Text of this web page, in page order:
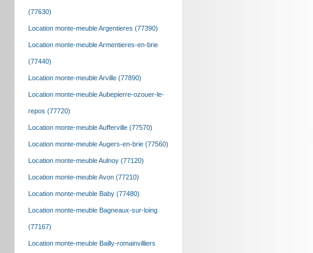
(77630)
Location monte-meuble Argentieres (77390)
Location monte-meuble Armentieres-en-brie
(77440)
Location monte-meuble Arville (77890)
Location monte-meuble Aubepierre-ozouer-le-
repos (77720)
Location monte-meuble Aufferville (77570)
Location monte-meuble Augers-en-brie (77560)
Location monte-meuble Aulnoy (77120)
Location monte-meuble Avon (77210)
Location monte-meuble Baby (77480)
Location monte-meuble Bagneaux-sur-loing
(77167)
Location monte-meuble Bailly-romainvilliers